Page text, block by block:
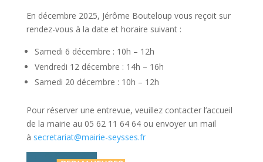
En décembre 2025, Jérôme Bouteloup vous reçoit sur
rendez-vous à la date et horaire suivant :
Samedi 6 décembre : 10h – 12h
Vendredi 12 décembre : 14h – 16h
Samedi 20 décembre : 10h – 12h
Pour réserver une entrevue, veuillez contacter l’accueil
de la mairie au 05 62 11 64 64 ou envoyer un mail
à secretariat@mairie-seysses.fr